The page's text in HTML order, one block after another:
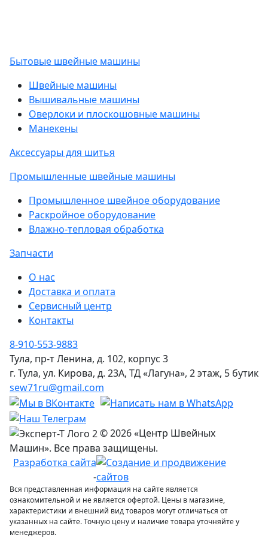
Бытовые швейные машины
Швейные машины
Вышивальные машины
Оверлоки и плоскошовные машины
Манекены
Аксессуары для шитья
Промышленные швейные машины
Промышленное швейное оборудование
Раскройное оборудование
Влажно-тепловая обработка
Запчасти
О нас
Доставка и оплата
Сервисный центр
Контакты
8-910-553-9883
Тула, пр-т Ленина, д. 102, корпус 3
г. Тула, ул. Кирова, д. 23А, ТД «Лагуна», 2 этаж, 5 бутик
sew71ru@gmail.com
© 2026 «Центр Швейных
Машин». Все права защищены.
Разработка сайта
-
Вся представленная информация на сайте является
ознакомительной и не является офертой. Цены в магазине,
характеристики и внешний вид товаров могут отличаться от
указанных на сайте. Точную цену и наличие товара уточняйте у
менеджеров.